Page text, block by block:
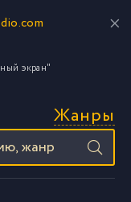
экран"
Жанры